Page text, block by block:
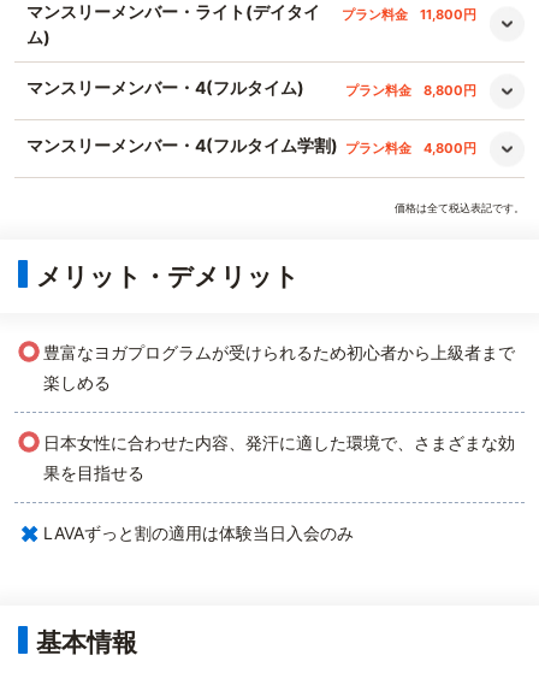
マンスリーメンバー・ライト(デイタイ
ム)
プラン料金 11,800円
マンスリーメンバー・4(フルタイム) プラン料金 8,800円
マンスリーメンバー・4(フルタイム学割) プラン料金 4,800円
価格は全て税込表記です。
メリット・デメリット
○ 豊富なヨガプログラムが受けられるため初心者から上級者まで
楽しめる
○ 日本女性に合わせた内容、発汗に適した環境で、さまざまな効
果を目指せる
× LAVAずっと割の適用は体験当日入会のみ
基本情報